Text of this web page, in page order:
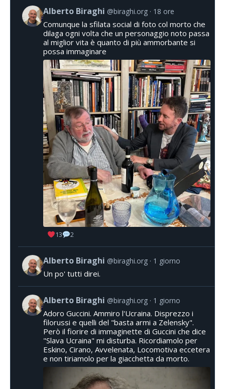
Alberto Biraghi @biraghi.org 18 ore
Comunque la sfilata social di foto col morto che
dilaga ogni volta che un personaggio noto passa
al miglior vita è quanto di più ammorbante si
possa immaginare
13 2
Alberto Biraghi @biraghi.org 1 giorno
Un po' tutti direi.
Alberto Biraghi @biraghi.org 1 giorno
Adoro Guccini. Ammiro l'Ucraina. Disprezzo i
filorussi e quelli del "basta armi a Zelensky".
Però il fiorire di immaginette di Guccini che dice
"Slava Ucraina" mi disturba. Ricordiamolo per
Eskino, Cirano, Avvelenata, Locomotiva eccetera
e non tiriamolo per la giacchetta da morto.